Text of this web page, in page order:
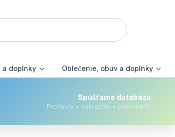
a doplnky Oblečenie, obuv a doplnky
Spúšťame databázu
Produkty • kategórie • porovnania